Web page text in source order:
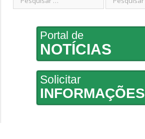
Portal de
NOTÍCIAS
Solicitar
INFORMAÇÕES